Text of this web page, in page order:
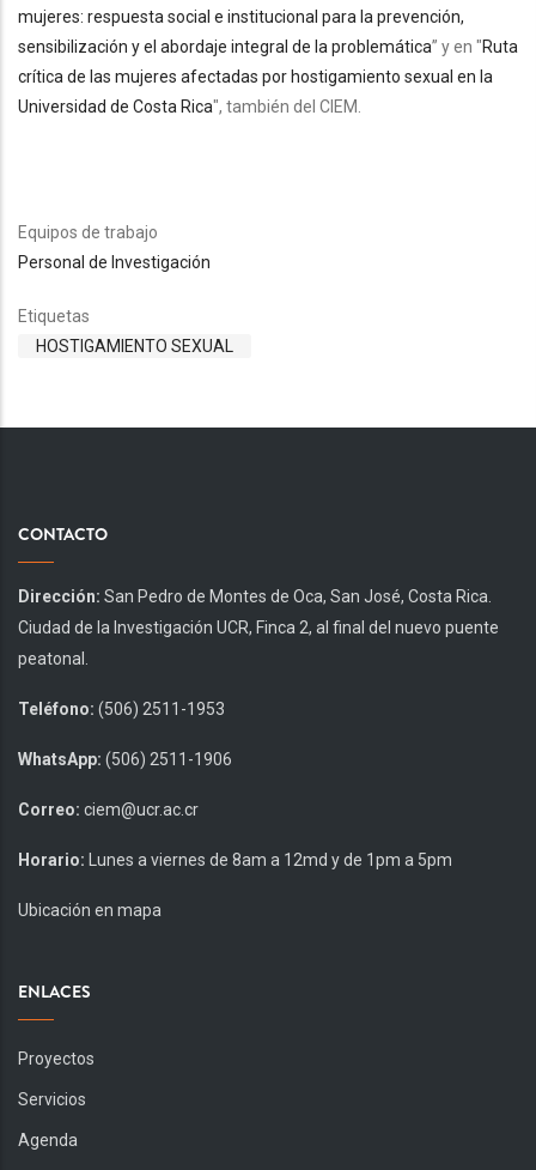
mujeres: respuesta social e institucional para la prevención,
sensibilización y el abordaje integral de la problemática” y en "Ruta
crítica de las mujeres afectadas por hostigamiento sexual en la
Universidad de Costa Rica", también del CIEM.
Equipos de trabajo
Personal de Investigación
Etiquetas
HOSTIGAMIENTO SEXUAL
CONTACTO
Dirección: San Pedro de Montes de Oca, San José, Costa Rica.
Ciudad de la Investigación UCR, Finca 2, al final del nuevo puente
peatonal.
Teléfono: (506) 2511-1953
WhatsApp: (506) 2511-1906
Correo: ciem@ucr.ac.cr
Horario: Lunes a viernes de 8am a 12md y de 1pm a 5pm
Ubicación en mapa
ENLACES
Proyectos
Servicios
Agenda